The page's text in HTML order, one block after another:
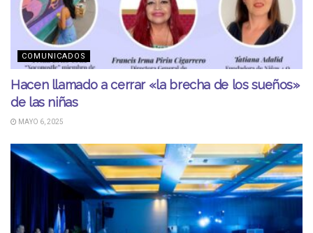
COMUNICADOS
Hacen llamado a cerrar «la brecha de los sueños»
de las niñas
MAYO 6, 2025